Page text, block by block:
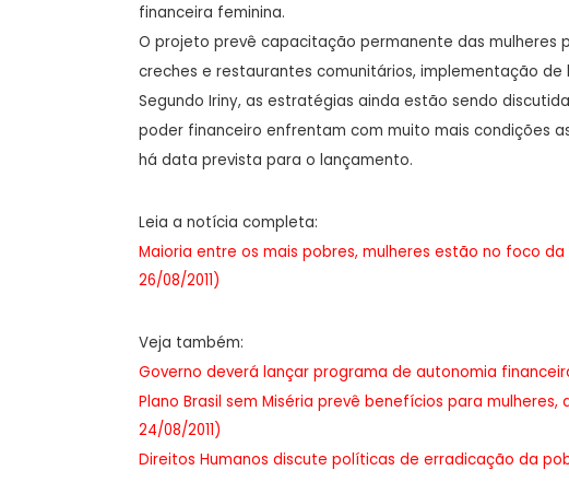
financeira feminina.
O projeto prevê capacitação permanente das mulheres
creches e restaurantes comunitários, implementação
Segundo Iriny, as estratégias ainda estão sendo
poder financeiro enfrentam com muito mais condições
há data prevista para o lançamento.
Leia a notícia completa:
Maioria entre os mais pobres, mulheres estão no foco
26/08/2011)
Veja também:
Governo deverá lançar programa de autonomia
Plano Brasil sem Miséria prevê benefícios para
24/08/2011)
Direitos Humanos discute políticas de erradicação da